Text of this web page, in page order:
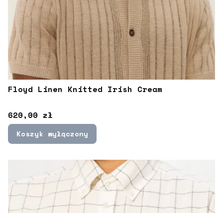
Floyd Linen Knitted Irish Cream
Cena
620,00 zł
Koszyk wyłączony